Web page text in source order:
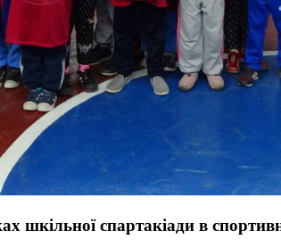
шкільної спартакіади в